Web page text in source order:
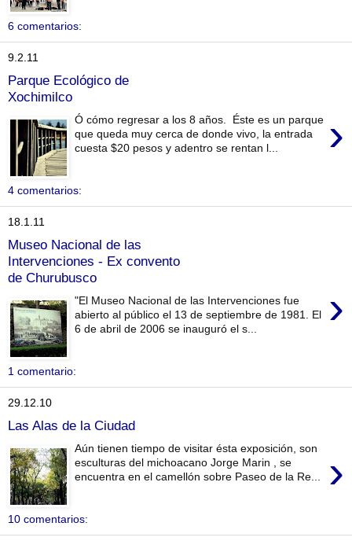
6 comentarios:
9.2.11
Parque Ecológico de
Xochimilco
›
Ó cómo regresar a los 8 años. Éste es un parque
que queda muy cerca de donde vivo, la entrada
cuesta $20 pesos y adentro se rentan l...
4 comentarios:
18.1.11
Museo Nacional de las
Intervenciones - Ex convento
de Churubusco
›
"El Museo Nacional de las Intervenciones fue
abierto al público el 13 de septiembre de 1981. El
6 de abril de 2006 se inauguró el s...
1 comentario:
29.12.10
Las Alas de la Ciudad
›
Aún tienen tiempo de visitar ésta exposición, son
esculturas del michoacano Jorge Marin , se
encuentra en el camellón sobre Paseo de la Re...
10 comentarios: